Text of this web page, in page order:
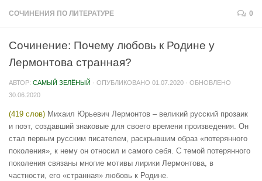
СОЧИНЕНИЯ ПО ЛИТЕРАТУРЕ 0
Сочинение: Почему любовь к Родине у
Лермонтова странная?
АВТОР: САМЫЙ ЗЕЛЁНЫЙ · ОПУБЛИКОВАНО 01.07.2020 · ОБНОВЛЕНО
30.06.2020
(419 слов) Михаил Юрьевич Лермонтов – великий русский прозаик
и поэт, создавший знаковые для своего времени произведения. Он
стал первым русским писателем, раскрывшим образ «потерянного
поколения», к нему он относил и самого себя. С темой потерянного
поколения связаны многие мотивы лирики Лермонтова, в
частности, его «странная» любовь к Родине.